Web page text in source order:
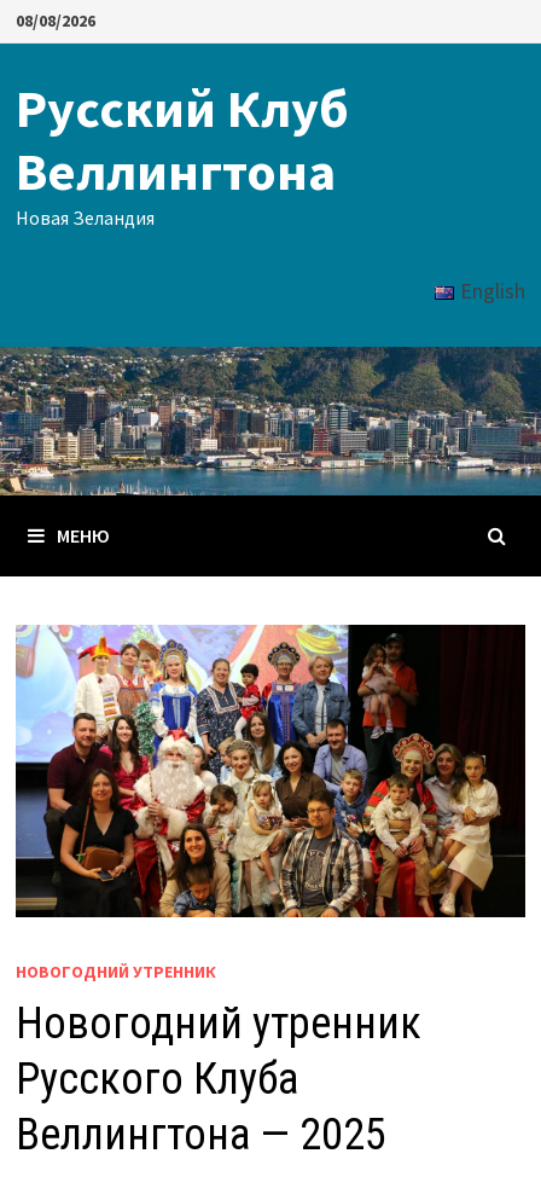
Перейти
к
08/08/2026
Русский Клуб
Веллингтона
Новая Зеландия
English
МЕНЮ
НОВОГОДНИЙ УТРЕННИК
Новогодний утренник
Русского Клуба
Веллингтона — 2025